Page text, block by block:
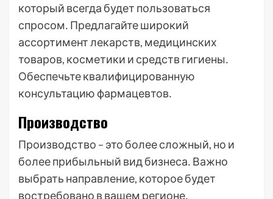
который всегда будет пользоваться
спросом․ Предлагайте широкий
ассортимент лекарств, медицинских
товаров, косметики и средств гигиены․
Обеспечьте квалифицированную
консультацию фармацевтов․
Производство
Производство – это более сложный, но и
более прибыльный вид бизнеса․ Важно
выбрать направление, которое будет
востребовано в вашем регионе․